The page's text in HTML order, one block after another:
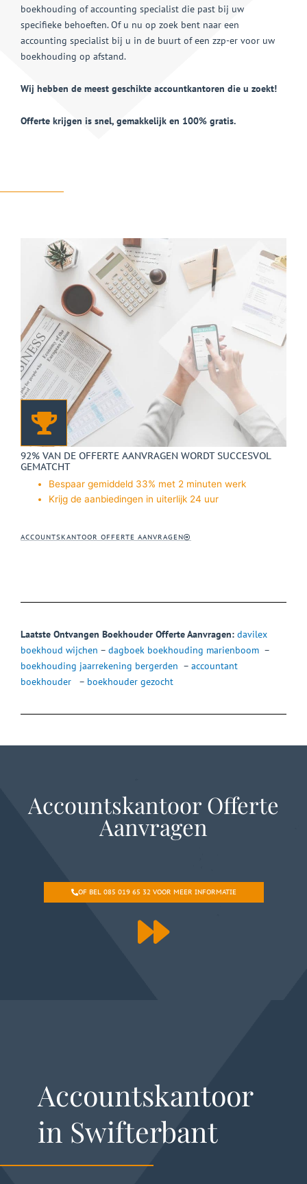
boekhouding of accounting specialist die past bij uw
specifieke behoeften. Of u nu op zoek bent naar een
accounting specialist bij u in de buurt of een zzp-er voor uw
boekhouding op afstand.
Wij hebben de meest geschikte accountkantoren die u zoekt!
Offerte krijgen is snel, gemakkelijk en 100% gratis.
92% VAN DE OFFERTE AANVRAGEN WORDT SUCCESVOL
GEMATCHT
Bespaar gemiddeld 33% met 2 minuten werk
Krijg de aanbiedingen in uiterlijk 24 uur
ACCOUNTSKANTOOR OFFERTE AANVRAGEN
Laatste Ontvangen Boekhouder Offerte Aanvragen: davilex
boekhoud wijchen – dagboek boekhouding marienboom –
boekhouding jaarrekening bergerden – accountant
boekhouder
– boekhouder gezocht
Accountskantoor Offerte
Aanvragen
OF BEL 085 019 65 32 VOOR MEER INFORMATIE
Accountskantoor
in Swifterbant